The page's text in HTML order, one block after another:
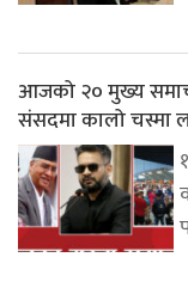
आजको २० मुख्य
संसदमा कालो चस्मा